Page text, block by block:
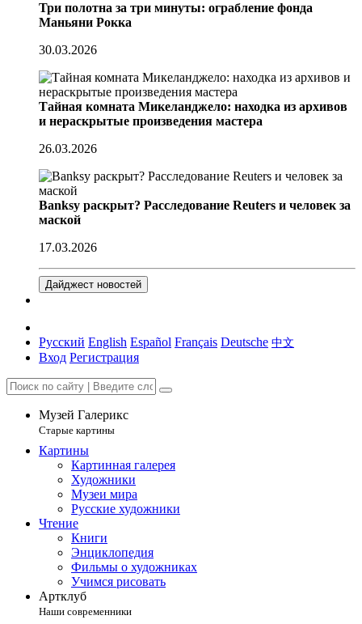
Три полотна за три минуты: ограбление фонда
Маньяни Рокка
30.03.2026
Тайная комната Микеланджело: находка из архивов
и нераскрытые произведения мастера
26.03.2026
Banksy раскрыт? Расследование Reuters и человек за
маской
17.03.2026
Дайджест новостей
Русский English Español Français Deutsche 中文
Вход Регистрация
Музей Галерикс
Старые картины
Картины
Картинная галерея
Художники
Музеи мира
Русские художники
Чтение
Книги
Энциклопедия
Фильмы о художниках
Учимся рисовать
Артклуб
Наши современники